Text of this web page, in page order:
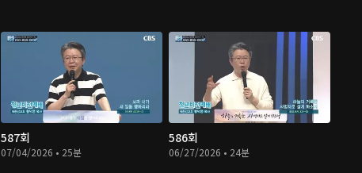
587회
07/04/2026 • 25분
586회
06/27/2026 • 24분